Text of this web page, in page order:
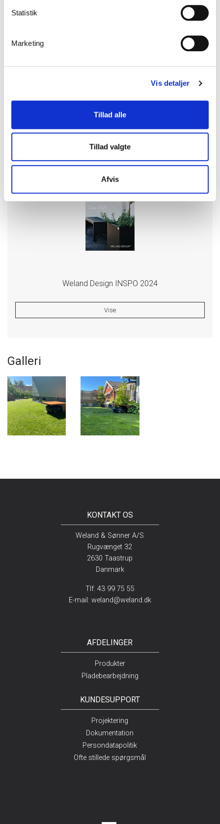
Statistik
Marketing
Vis detaljer
Tillad alle
Tillad valgte
Afvis
Weland Design INSPO 2024
Vise
Galleri
KONTAKT OS
Weland & Sønner A/S
Rugvænget 32
2630 Taastrup
Danmark
Tlf. 43 99 75 55
E-mail: weland@weland.dk
AFDELINGER
Produkter
Pladebearbejdning
KUNDESUPPORT
Projektering
Dokumentation
Persondatapolitik
Ofte stillede spørgsmål